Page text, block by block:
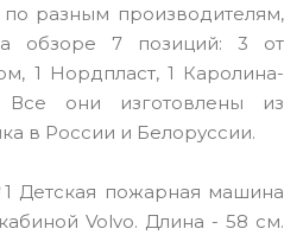
разным производителям,
обзоре 7 позиций: 3 от
1 Нордпласт, 1 Каролина-
Все они изготовлены из
в России и Белоруссии.
Детская пожарная машина
Volvo. Длина - 58 см.